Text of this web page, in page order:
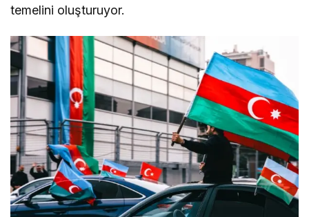
temelini oluşturuyor.